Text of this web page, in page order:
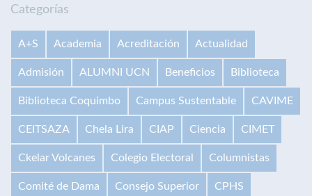
Categorías
A+S Academia Acreditación Actualidad
Admisión ALUMNI UCN Beneficios Biblioteca
Biblioteca Coquimbo Campus Sustentable CAVIME
CEITSAZA Chela Lira CIAP Ciencia CIMET
Ckelar Volcanes Colegio Electoral Columnistas
Comité de Dama Consejo Superior CPHS